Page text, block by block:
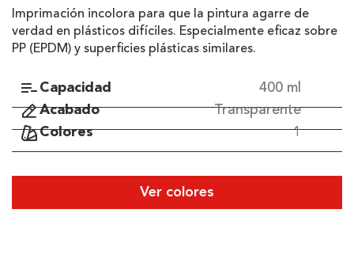
Imprimación incolora para que la pintura agarre de
verdad en plásticos difíciles. Especialmente eficaz sobre
PP (EPDM) y superficies plásticas similares.
Capacidad
400 ml
Acabado
Transparente
Colores
1
Ver colores